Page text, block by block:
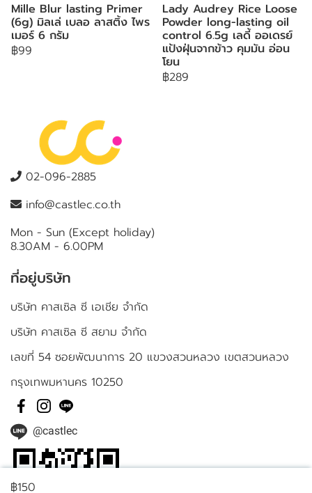
Mille Blur lasting Primer
(6g) มิลเล่ เบลอ ลาสติ้ง ไพร
เมอร์ 6 กรัม
฿99
Lady Audrey Rice Loose
Powder long-lasting oil
control 6.5g เลดี้ ออเดรย์
แป้งฝุ่นจากข้าว คุมมัน อ่อน
โยน
฿289
฿150
02-096-2885
info@castlec.co.th
Mon - Sun (Except holiday)
8.30AM - 6.00PM
ที่อยู่บริษัท
บริษัท คาสเซิล ซี เอเชีย จำกัด
บริษัท คาสเซิล ซี สยาม จำกัด
เลขที่ 54 ซอยพัฒนาการ 20 แขวงสวนหลวง เขตสวนหลวง
กรุงเทพมหานคร 10250
@castlec